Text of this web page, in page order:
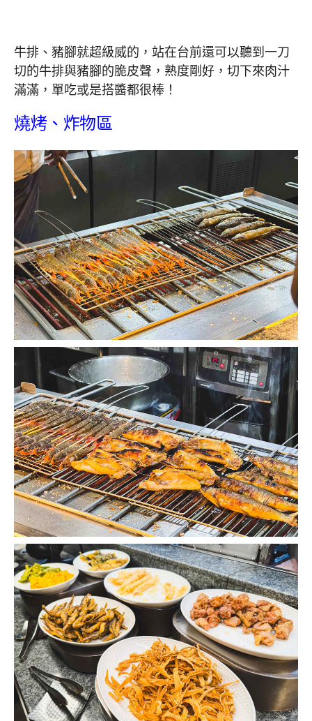
牛排、豬腳就超級威的，站在台前還可以聽到一刀
切的牛排與豬腳的脆皮聲，熟度剛好，切下來肉汁
滿滿，單吃或是搭醬都很棒！
燒烤、炸物區